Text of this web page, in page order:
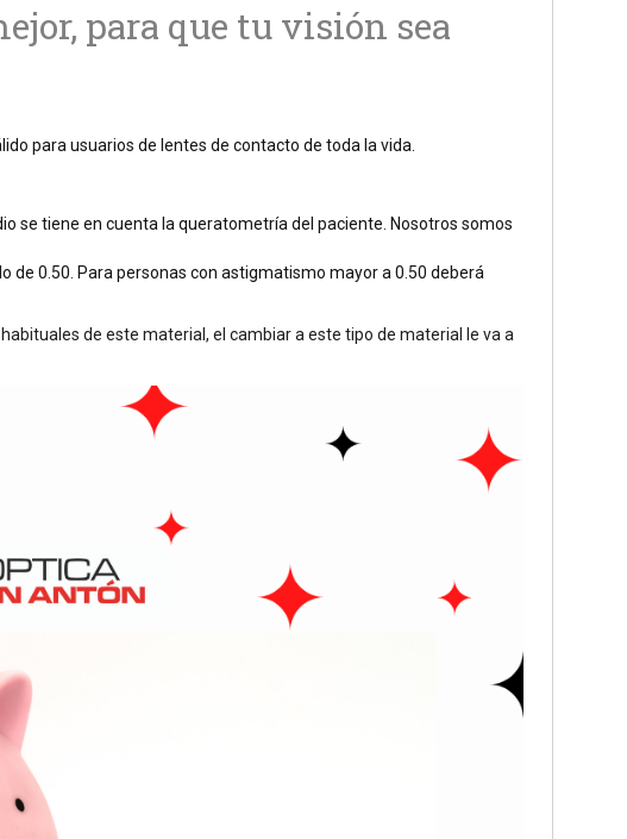
para que tu visión sea
para usuarios de lentes de contacto de toda la vida.
se tiene en cuenta la queratometría del paciente. Nosotros somos
0.50. Para personas con astigmatismo mayor a 0.50 deberá
de este material, el cambiar a este tipo de material le va a